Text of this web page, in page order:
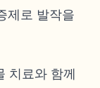
제로 발작을
치료와 함께